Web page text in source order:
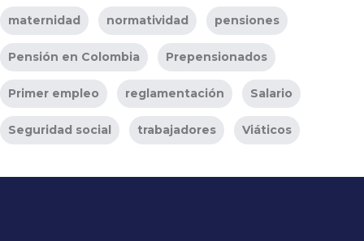
maternidad normatividad pensiones
Pensión en Colombia Prepensionados
Primer empleo reglamentación Salario
Seguridad social trabajadores Viáticos